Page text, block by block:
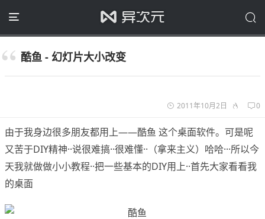
酷鱼 - 幻灯片大小改变
2011年10月2日 0
由于我身边很多朋友都用上——酷鱼 这个桌面软件。可是呢
又苦于DIY精神··说很难搞··很难懂··（拿来主义）哈哈···所以今
天我就做做小小教程··把一些基本的DIY用上··首先大家看看我
的桌面